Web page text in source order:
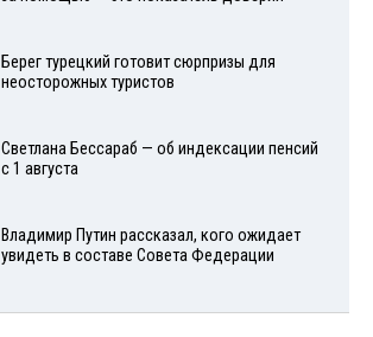
Берег турецкий готовит сюрпризы для
неосторожных туристов
Светлана Бессараб — об индексации пенсий
с 1 августа
Владимир Путин рассказал, кого ожидает
увидеть в составе Совета Федерации